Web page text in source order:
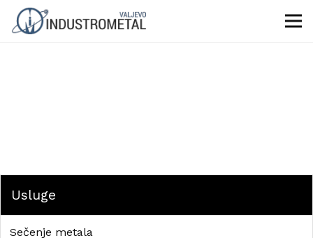
Usluge
Sečenje metala